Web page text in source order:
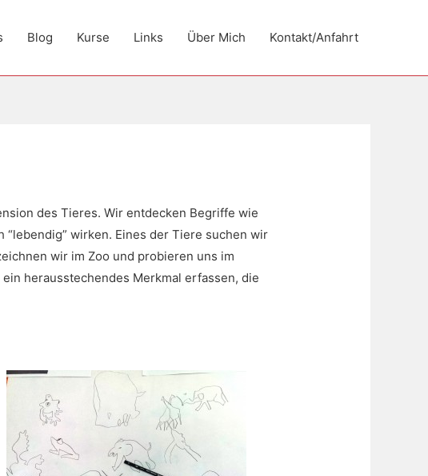
Blog Kurse Links Über Mich Kontakt/Anfahrt
des Tieres. Wir entdecken Begriffe wie
wirken. Eines der Tiere suchen wir
wir im Zoo und probieren uns im
herausstechendes Merkmal erfassen, die